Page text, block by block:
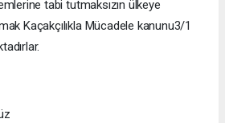
tabi tutmaksızın ülkeye
Kaçakçılıkla Mücadele kanunu3/1